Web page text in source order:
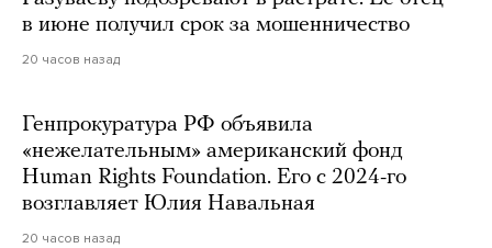
в июне получил срок за мошенничество
20 часов назад
Генпрокуратура РФ объявила
«нежелательным» американский фонд
Human Rights Foundation. Его с 2024-го
возглавляет Юлия Навальная
20 часов назад